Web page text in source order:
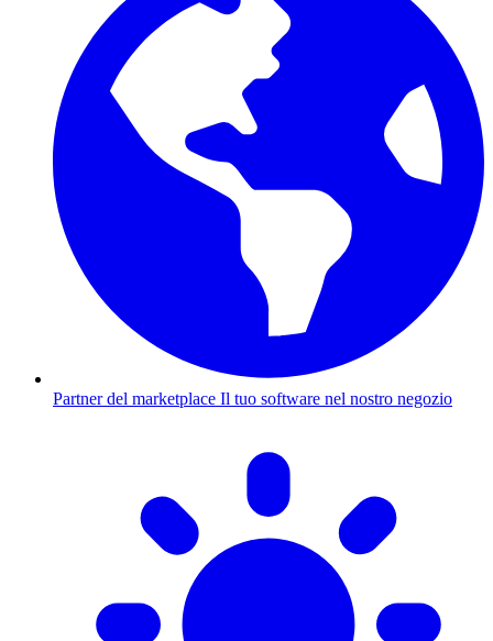
Partner del marketplace Il tuo software nel nostro negozio